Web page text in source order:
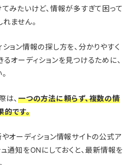
てみたいけど、情報が多すぎて困って
ません。
ョン情報の探し方を、分かりやすく
オーディションを見つけるために、
は、 一つの方法に頼らず、複数の情
です。
オーディション情報サイトの公式ア
通知をONにしておくと、最新情報を